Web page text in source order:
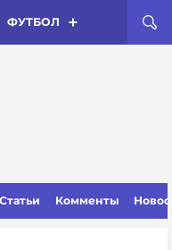
ФУТБОЛ
Статьи Комменты